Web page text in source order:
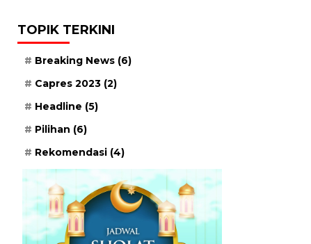
TOPIK TERKINI
Breaking News (6)
Capres 2023 (2)
Headline (5)
Pilihan (6)
Rekomendasi (4)